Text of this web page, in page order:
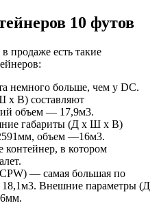
10 футов
продаже есть такие
немного больше, чем у DC.
х В) составляют
объем — 17,9м3.
габариты (Д х Ш х В)
объем —16м3.
в котором
— самая большая по
Внешние параметры (Д